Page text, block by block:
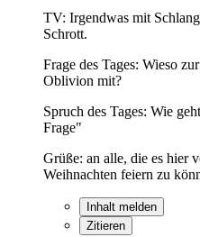
TV: Irgendwas mit
Schrott.
Frage des Tages: Wieso
Oblivion mit?
Spruch des Tages: Wie
Frage"
Grüße: an alle, die es hier
Weihnachten feiern zu
Inhalt melden
Zitieren